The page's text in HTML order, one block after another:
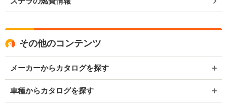
その他のコンテンツ
メーカーからカタログを探す
車種からカタログを探す